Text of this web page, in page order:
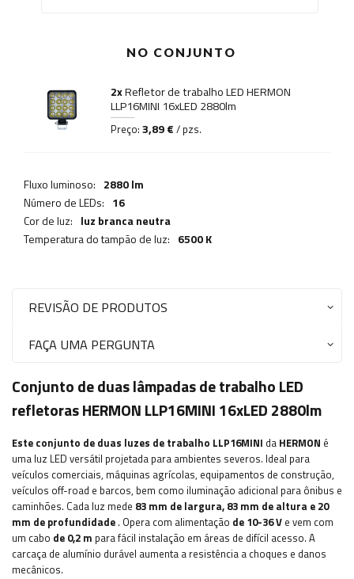
NO CONJUNTO
2xRefletor de trabalho LED HERMON
LLP16MINI 16xLED 2880lm
Preço: 3,89 € / pzs.
Fluxo luminoso: 2880 lm
Número de LEDs: 16
Cor de luz: luz branca neutra
Temperatura do tampão de luz: 6500 K
REVISÃO DE PRODUTOS
FAÇA UMA PERGUNTA
Conjunto de duas lâmpadas de trabalho LED
refletoras HERMON LLP16MINI 16xLED 2880lm
Este conjunto de duas luzes de trabalho LLP16MINI da HERMON é
uma luz LED versátil projetada para ambientes severos. Ideal para
veículos comerciais, máquinas agrícolas, equipamentos de construção,
veículos off-road e barcos, bem como iluminação adicional para ônibus e
caminhões. Cada luz mede 83 mm de largura, 83 mm de altura e 20
mm de profundidade . Opera com alimentação de 10-36 V e vem com
um cabo de 0,2 m para fácil instalação em áreas de difícil acesso. A
carcaça de alumínio durável aumenta a resistência a choques e danos
mecânicos.